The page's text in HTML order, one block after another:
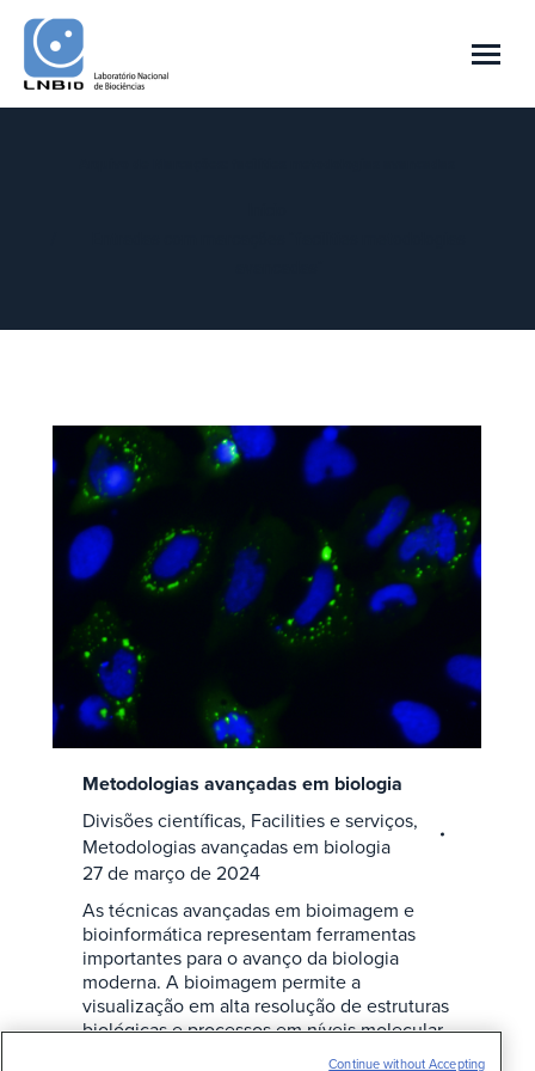
Metodologias avançadas em biologia
Divisões científicas, Facilities e serviços,
Metodologias avançadas em biologia
27 de março de 2024
As técnicas avançadas em bioimagem e
bioinformática representam ferramentas
importantes para o avanço da biologia
moderna. A bioimagem permite a
visualização em alta resolução de estruturas
biológicas e processos em níveis molecular,
celular e tecidual, fornecendo informações
Continue without Accepting